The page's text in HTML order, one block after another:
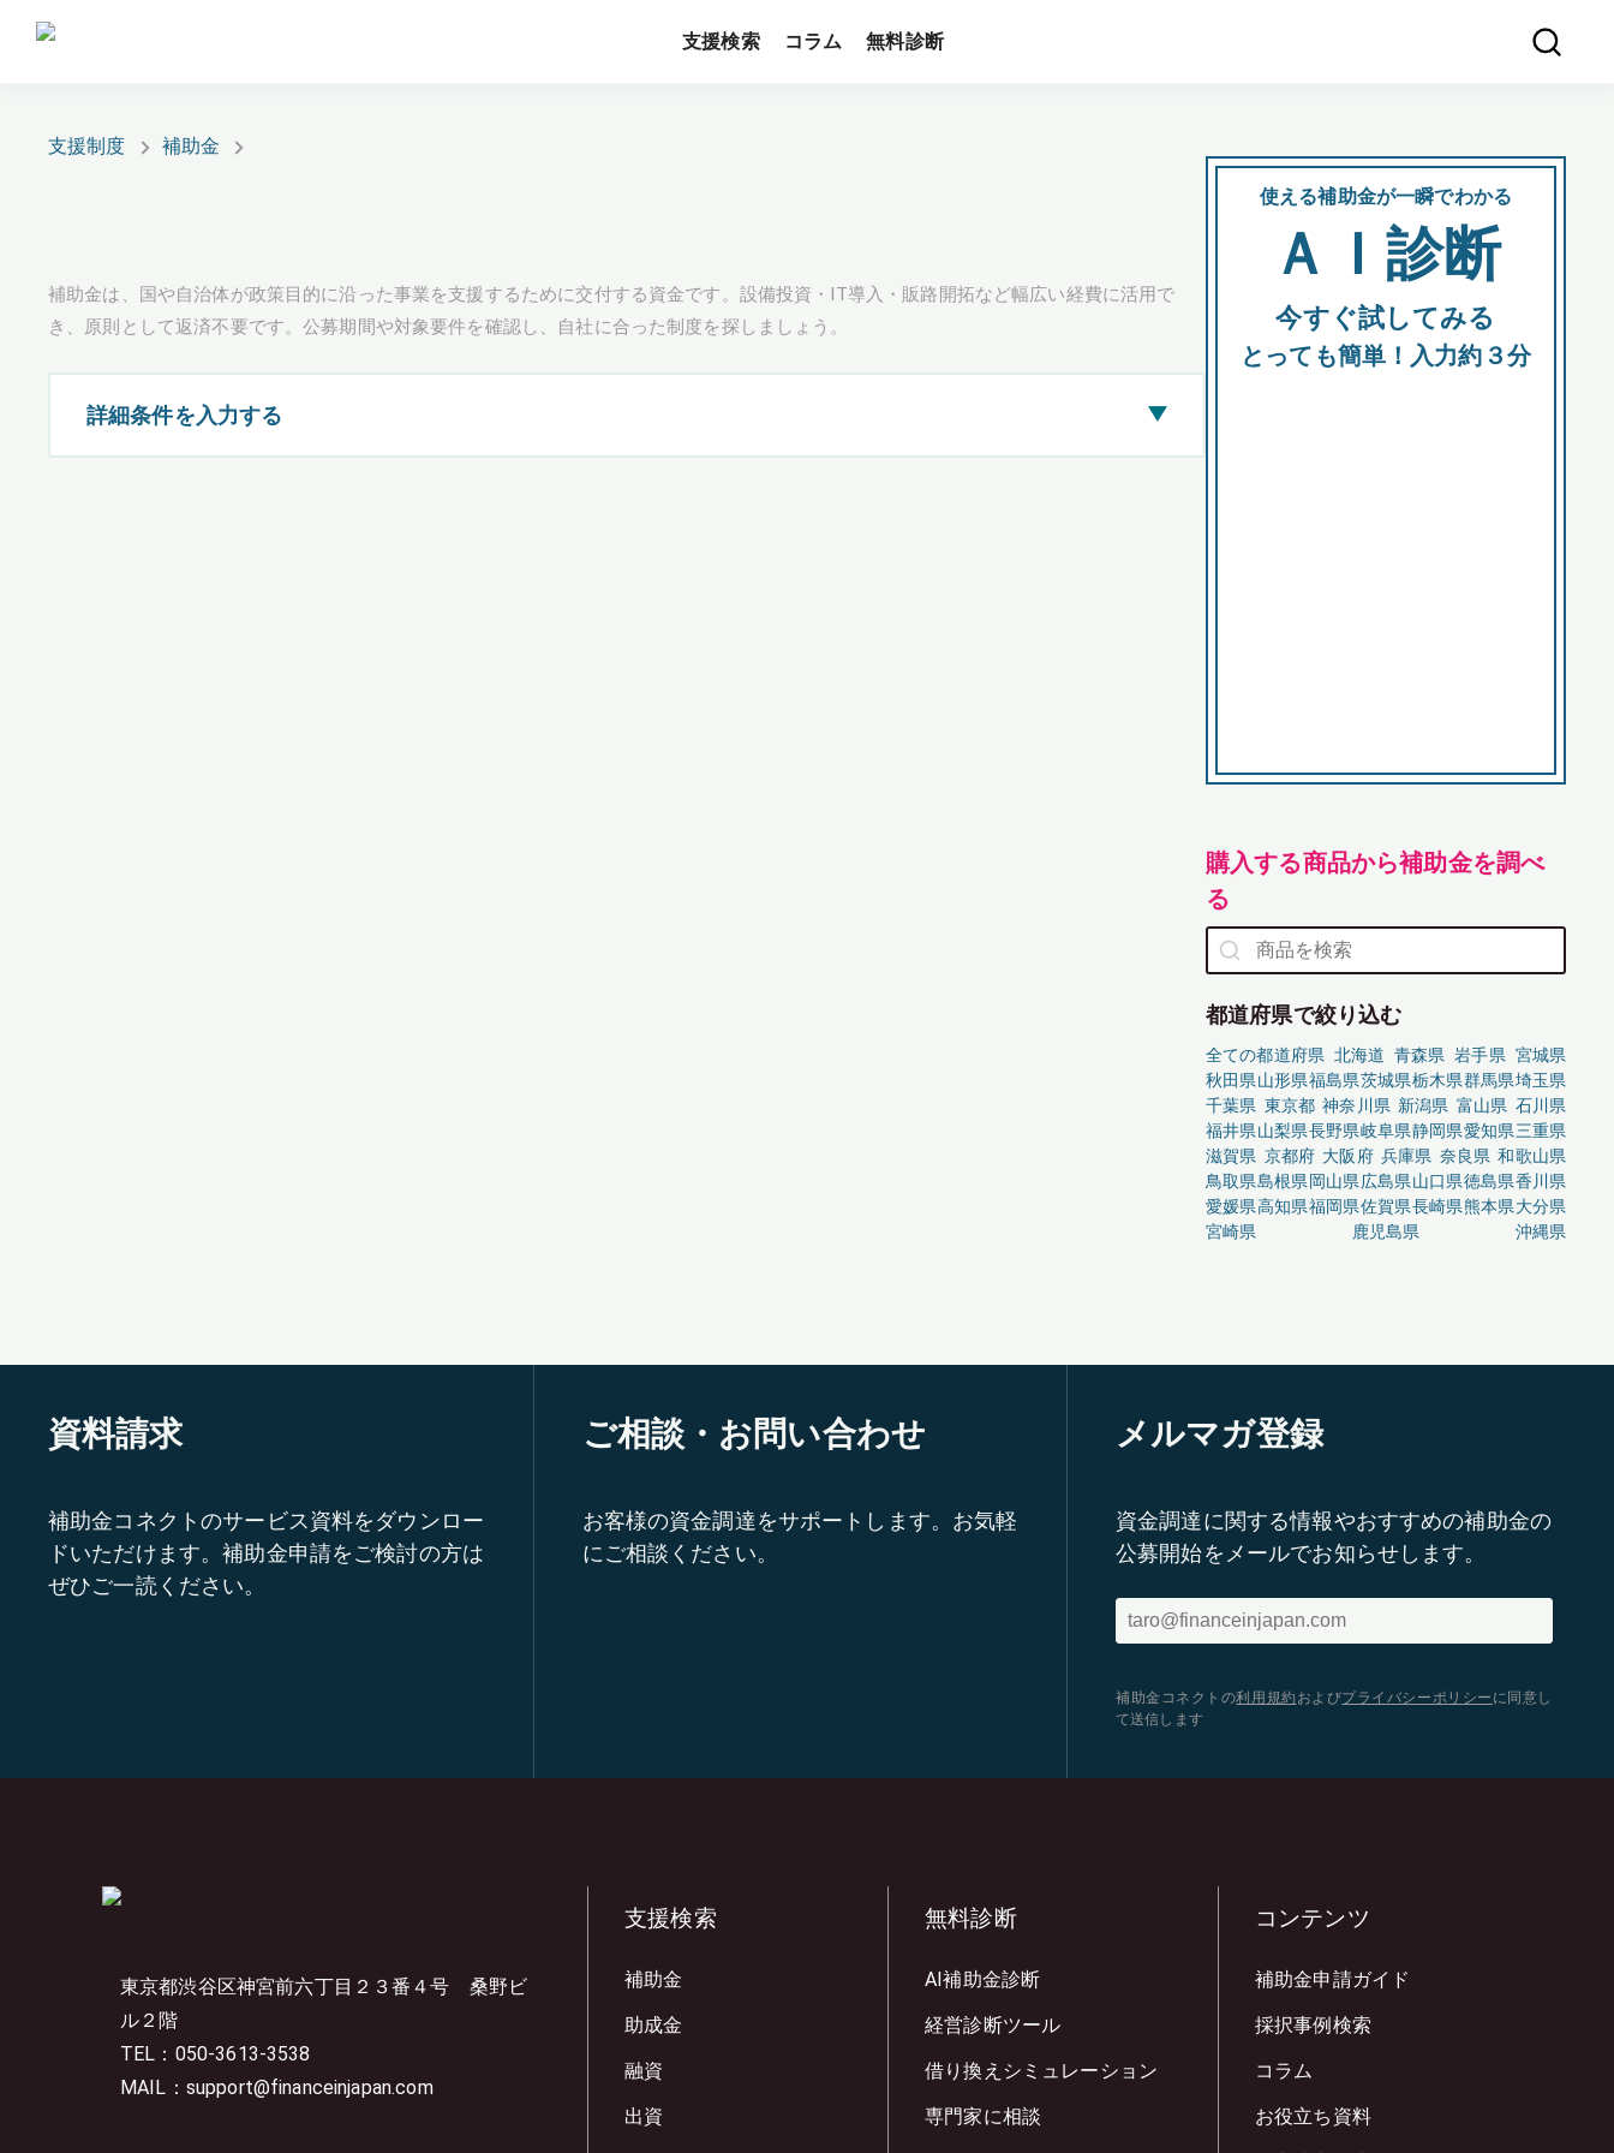
支援検索 コラム 無料診断
支援制度 補助金
補助金は、国や自治体が政策目的に沿った事業を支援するために交付する資金です。設備投資・IT導入・販路開拓など幅広い経費に活用で
き、原則として返済不要です。公募期間や対象要件を確認し、自社に合った制度を探しましょう。
詳細条件を入力する ▶
使える補助金が一瞬でわかる
ＡＩ診断
今すぐ試してみる
とっても簡単！入力約３分
購入する商品から補助金を調べ
る
都道府県で絞り込む
全ての都道府県 北海道 青森県 岩手県 宮城県
秋田県山形県福島県茨城県栃木県群馬県埼玉県
千葉県 東京都 神奈川県 新潟県 富山県 石川県
福井県山梨県長野県岐阜県静岡県愛知県三重県
滋賀県 京都府 大阪府 兵庫県 奈良県 和歌山県
鳥取県島根県岡山県広島県山口県徳島県香川県
愛媛県高知県福岡県佐賀県長崎県熊本県大分県
宮崎県
鹿児島県 沖縄県
資料請求
補助金コネクトのサービス資料をダウンロー
ドいただけます。補助金申請をご検討の方は
ぜひご一読ください。
ご相談・お問い合わせ
お客様の資金調達をサポートします。お気軽
にご相談ください。
メルマガ登録
資金調達に関する情報やおすすめの補助金の
公募開始をメールでお知らせします。
補助金コネクトの利用規約 およびプライバシーポリシー に同意し
て送信します
東京都渋谷区神宮前六丁目２３番４号 桑野ビ
ル２階
TEL：050-3613-3538
MAIL：support@financeinjapan.com
支援検索
補助金
助成金
融資
出資
無料診断
AI補助金診断
経営診断ツール
借り換えシミュレーション
専門家に相談
コンテンツ
補助金申請ガイド
採択事例検索
コラム
お役立ち資料